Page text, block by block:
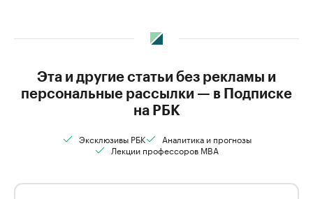
Эта и другие статьи без рекламы и
персональные рассылки — в Подписке
на РБК
Эксклюзивы РБК
Аналитика и прогнозы
Лекции профессоров MBA